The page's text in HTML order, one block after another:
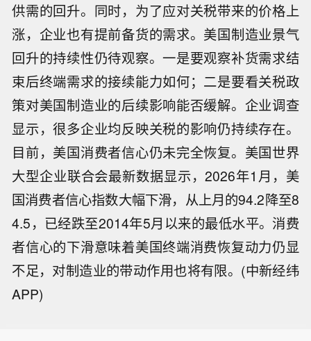
供需的回升。同时，为了应对关税带来的价格上
涨，企业也有提前备货的需求。美国制造业景气
回升的持续性仍待观察。一是要观察补货需求结
束后终端需求的接续能力如何；二是要看关税政
策对美国制造业的后续影响能否缓解。企业调查
显示，很多企业均反映关税的影响仍持续存在。
目前，美国消费者信心仍未完全恢复。美国世界
大型企业联合会最新数据显示，2026年1月，美
国消费者信心指数大幅下滑，从上月的94.2降至8
4.5，已经跌至2014年5月以来的最低水平。消费
者信心的下滑意味着美国终端消费恢复动力仍显
不足，对制造业的带动作用也将有限。(中新经纬
APP)